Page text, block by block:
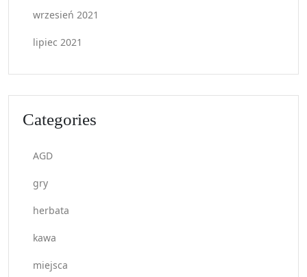
wrzesień 2021
lipiec 2021
Categories
AGD
gry
herbata
kawa
miejsca